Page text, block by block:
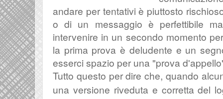
andare per tentativi è piuttosto
o di un messaggio è perfettibile
intervenire in un secondo momento
la prima prova è deludente e un
esserci spazio per una "prova
Tutto questo per dire che, quando
una versione riveduta e corretta del